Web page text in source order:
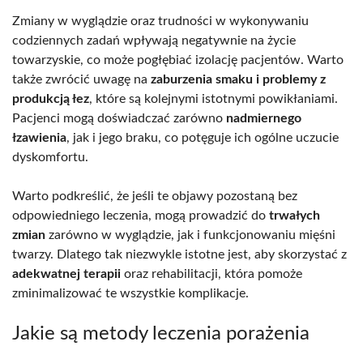
Zmiany w wyglądzie oraz trudności w wykonywaniu
codziennych zadań wpływają negatywnie na życie
towarzyskie, co może pogłębiać izolację pacjentów. Warto
także zwrócić uwagę na zaburzenia smaku i problemy z
produkcją łez, które są kolejnymi istotnymi powikłaniami.
Pacjenci mogą doświadczać zarówno nadmiernego
łzawienia, jak i jego braku, co potęguje ich ogólne uczucie
dyskomfortu.
Warto podkreślić, że jeśli te objawy pozostaną bez
odpowiedniego leczenia, mogą prowadzić do trwałych
zmian zarówno w wyglądzie, jak i funkcjonowaniu mięśni
twarzy. Dlatego tak niezwykle istotne jest, aby skorzystać z
adekwatnej terapii oraz rehabilitacji, która pomoże
zminimalizować te wszystkie komplikacje.
Jakie są metody leczenia porażenia